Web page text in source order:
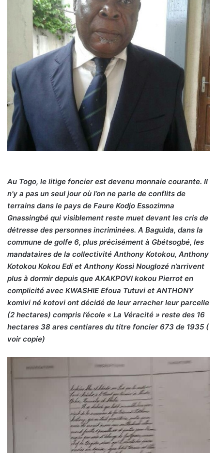
Au Togo, le litige foncier est devenu monnaie courante. Il
n’y a pas un seul jour où l’on ne parle de conflits de
terrains dans le pays de Faure Kodjo Essozimna
Gnassingbé qui visiblement reste muet devant les cris de
détresse des personnes incriminées. A Baguida, dans la
commune de golfe 6, plus précisément à Gbétsogbé, les
mandataires de la collectivité Anthony Kotokou, Anthony
Kotokou Kokou Edi et Anthony Kossi Nouglozé n’arrivent
plus à dormir depuis que AKAKPOVI kokou Pierrot en
complicité avec KWASHIE Efoua Tutuvi et ANTHONY
komivi né kotovi ont décidé de leur arracher leur parcelle
(2 hectares) compris l’école « La Véracité » reste des 16
hectares 38 ares centiares du titre foncier 673 de 1935 (
voir copie)